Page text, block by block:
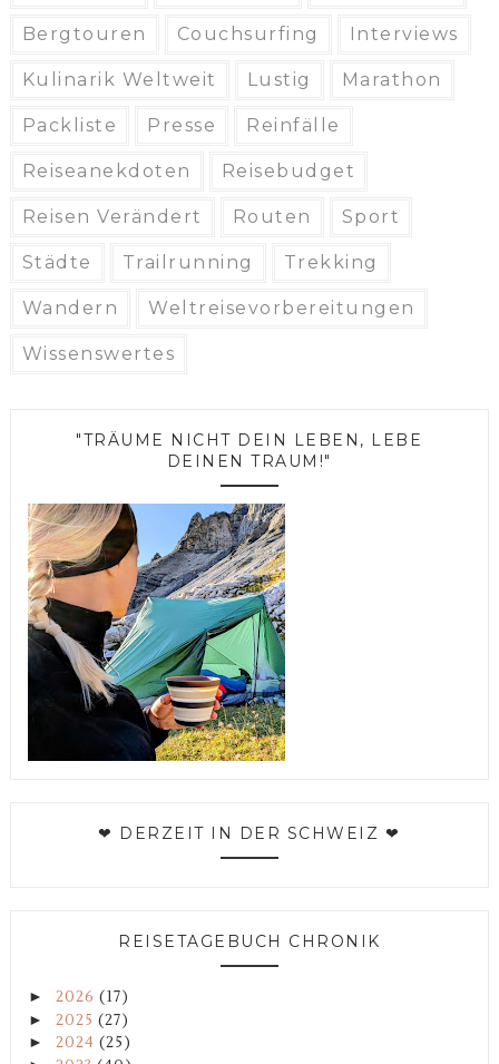
Bergtouren Couchsurfing Interviews
Kulinarik Weltweit Lustig Marathon
Packliste Presse Reinfälle
Reiseanekdoten Reisebudget
Reisen Verändert Routen Sport
Städte Trailrunning Trekking
Wandern Weltreisevorbereitungen
Wissenswertes
"TRÄUME NICHT DEIN LEBEN, LEBE
DEINEN TRAUM!"
❤ DERZEIT IN DER SCHWEIZ ❤
REISETAGEBUCH CHRONIK
► 2026 (17)
► 2025 (27)
► 2024 (25)